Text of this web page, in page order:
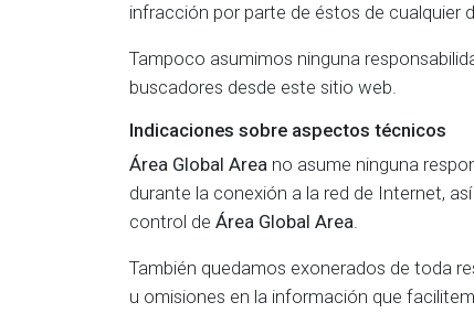
infracción por parte de éstos de cualquier
Tampoco asumimos ninguna
buscadores desde este sitio web.
Indicaciones sobre aspectos técnicos
Área Global Area no asume ninguna
durante la conexión a la red de Internet,
control de Área Global Area.
También quedamos exonerados de toda
u omisiones en la información que